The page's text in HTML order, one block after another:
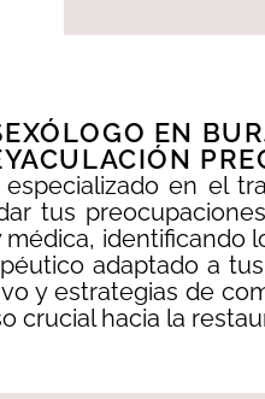
EN
en el
tus
adaptado a
y estrategias de
crucial hacia la